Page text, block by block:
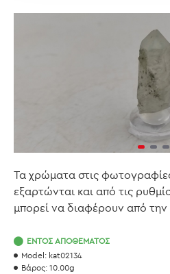
Τα χρώματα στις
εξαρτώνται και από τις
μπορεί να διαφέρουν από την
ΕΝΤΌΣ ΑΠΟΘΈΜΑΤΟΣ
Model: kat02134
Βάρος: 10.00g